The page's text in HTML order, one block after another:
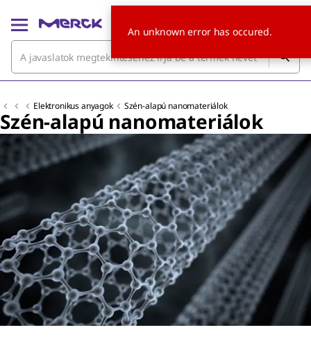
Elektronikus anyagok Szén-alapú nanomateriálok
Szén-alapú nanomateriálok
An unknown error has occured.